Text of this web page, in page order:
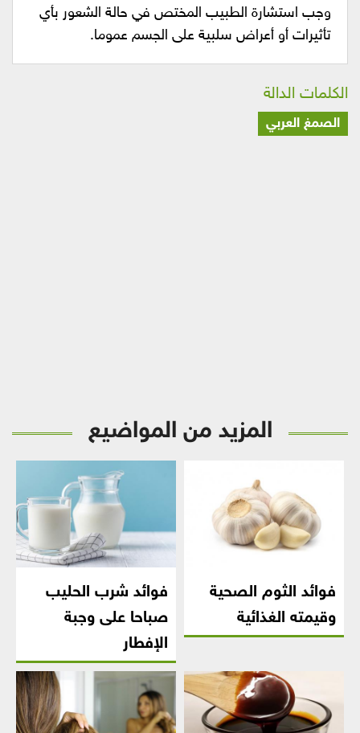
وجب استشارة الطبيب المختص في حالة الشعور بأي
تأثيرات أو أعراض سلبية على الجسم عموما.
الكلمات الدالة
الصمغ العربي
المزيد من المواضيع
فوائد الثوم الصحية
وقيمته الغذائية
فوائد شرب الحليب
صباحا على وجبة
الإفطار